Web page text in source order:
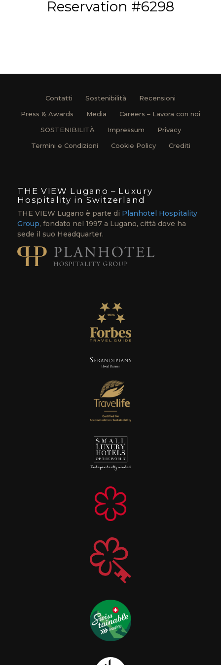
Reservation #6298
Contatti Sostenibilità
Recensioni
Press & Awards
Media
Careers – Lavora con noi
SOSTENIBILITÀ
Impressum
Privacy
Termini e Condizioni
Cookie Policy Crediti
THE VIEW Lugano – Luxury
Hospitality in Switzerland
THE VIEW Lugano è parte di Planhotel Hospitality
Group, fondato nel 1997 a Lugano, città dove ha
sede il suo Headquarter.